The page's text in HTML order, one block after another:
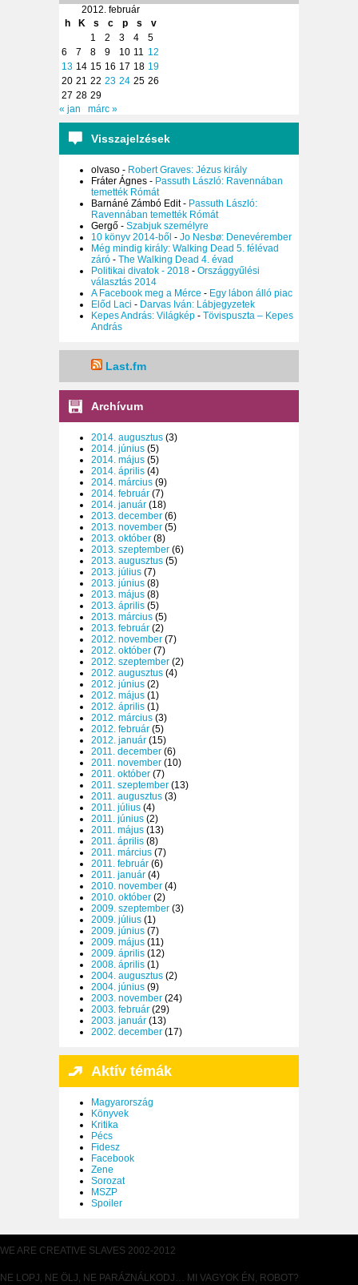
2012. február
h
K s c p s
v
1
2 3 4
5
6
7 8 9 10 11
12
13 14 15 16 17 18 19
20 21 22 23 24 25 26
27 28 29
« jan
márc »
Visszajelzések
olvaso - Robert Graves: Jézus király
Fráter Ágnes - Passuth László: Ravennában
temették Rómát
Barnáné Zámbó Edit- Passuth László:
Ravennában temették Rómát
Gergő - Szabjuk személyre
10 könyv 2014-ből - Jo Nesbø: Denevérember
Még mindig király: Walking Dead 5. félévad
záró - The Walking Dead 4. évad
Politikai divatok - 2018 - Országgyűlési
választás 2014
A Facebook meg a Mérce - Egy lábon álló piac
Előd Laci - Darvas Iván: Lábjegyzetek
Kepes András: Világkép - Tövispuszta – Kepes
András
Last.fm
Archívum
2014. augusztus (3)
2014. június (5)
2014. május (5)
2014. április (4)
2014. március (9)
2014. február (7)
2014. január (18)
2013. december (6)
2013. november (5)
2013. október (8)
2013. szeptember (6)
2013. augusztus (5)
2013. július (7)
2013. június (8)
2013. május (8)
2013. április (5)
2013. március (5)
2013. február (2)
2012. november (7)
2012. október (7)
2012. szeptember (2)
2012. augusztus (4)
2012. június (2)
2012. május (1)
2012. április (1)
2012. március (3)
2012. február (5)
2012. január (15)
2011. december (6)
2011. november (10)
2011. október (7)
2011. szeptember (13)
2011. augusztus (3)
2011. július (4)
2011. június (2)
2011. május (13)
2011. április (8)
2011. március (7)
2011. február (6)
2011. január (4)
2010. november (4)
2010. október (2)
2009. szeptember (3)
2009. július (1)
2009. június (7)
2009. május (11)
2009. április (12)
2008. április (1)
2004. augusztus (2)
2004. június (9)
2003. november (24)
2003. február (29)
2003. január (13)
2002. december (17)
Aktív témák
Magyarország
Könyvek
Kritika
Pécs
Fidesz
Facebook
Zene
Sorozat
MSZP
Spoiler
WE ARE CREATIVE SLAVES 2002-2012
NE LOPJ, NE ÖLJ, NE PARÁZNÁLKODJ… MI VAGYOK ÉN, ROBOT?